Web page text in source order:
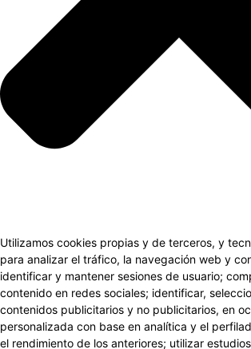
Utilizamos cookies propias y de terceros, y
para analizar el tráfico, la navegación web y
identificar y mantener sesiones de usuario;
contenido en redes sociales; identificar,
contenidos publicitarios y no publicitarios, en
personalizada con base en analítica y el
el rendimiento de los anteriores; utilizar